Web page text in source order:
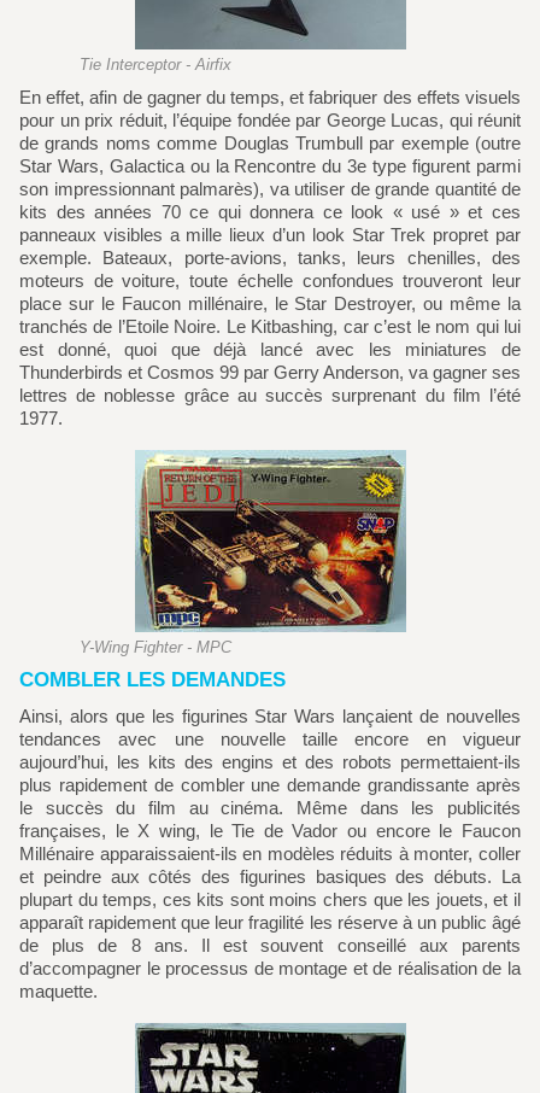
Tie Interceptor - Airfix
En effet, afin de gagner du temps, et fabriquer des effets visuels
pour un prix réduit, l’équipe fondée par George Lucas, qui réunit
de grands noms comme Douglas Trumbull par exemple (outre
Star Wars, Galactica ou la Rencontre du 3e type figurent parmi
son impressionnant palmarès), va utiliser de grande quantité de
kits des années 70 ce qui donnera ce look « usé » et ces
panneaux visibles a mille lieux d’un look Star Trek propret par
exemple. Bateaux, porte-avions, tanks, leurs chenilles, des
moteurs de voiture, toute échelle confondues trouveront leur
place sur le Faucon millénaire, le Star Destroyer, ou même la
tranchés de l’Etoile Noire. Le Kitbashing, car c’est le nom qui lui
est donné, quoi que déjà lancé avec les miniatures de
Thunderbirds et Cosmos 99 par Gerry Anderson, va gagner ses
lettres de noblesse grâce au succès surprenant du film l’été
1977.
Y-Wing Fighter - MPC
COMBLER LES DEMANDES
Ainsi, alors que les figurines Star Wars lançaient de nouvelles
tendances avec une nouvelle taille encore en vigueur
aujourd’hui, les kits des engins et des robots permettaient-ils
plus rapidement de combler une demande grandissante après
le succès du film au cinéma. Même dans les publicités
françaises, le X wing, le Tie de Vador ou encore le Faucon
Millénaire apparaissaient-ils en modèles réduits à monter, coller
et peindre aux côtés des figurines basiques des débuts. La
plupart du temps, ces kits sont moins chers que les jouets, et il
apparaît rapidement que leur fragilité les réserve à un public âgé
de plus de 8 ans. Il est souvent conseillé aux parents
d’accompagner le processus de montage et de réalisation de la
maquette.